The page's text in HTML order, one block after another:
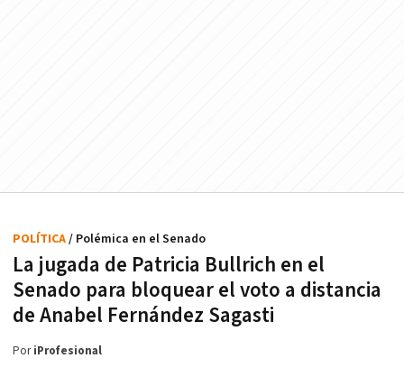
La jugada de Patricia Bullrich en el
Senado para bloquear el voto a distancia
de Anabel Fernández Sagasti
POLÍTICA/ Polémica en el Senado
PoriProfesional